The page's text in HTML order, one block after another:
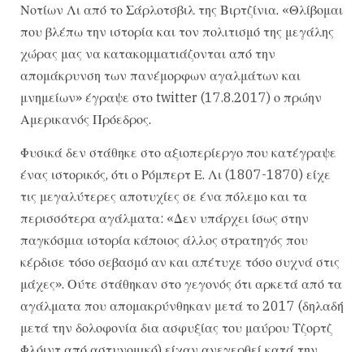
Νοτίων Λι από το Σάρλοτσβιλ της Βιρτζίνια. «Θλίβομαι
που βλέπω την ιστορία και τον πολιτισμό της μεγάλης
χώρας μας να κατακομματιάζονται από την
απομάκρυνση των πανέμορφων αγαλμάτων και
μνημείων» έγραψε στο twitter (17.8.2017) ο πρώην
Αμερικανός Πρόεδρος.
Φυσικά δεν στάθηκε στο αξιοπερίεργο που κατέγραψε
ένας ιστορικός, ότι ο Ρόμπερτ Ε. Λι (1807-1870) είχε
τις μεγαλύτερες αποτυχίες σε ένα πόλεμο και τα
περισσότερα αγάλματα: «Δεν υπάρχει ίσως στην
παγκόσμια ιστορία κάποιος άλλος στρατηγός που
κέρδισε τόσο σεβασμό αν και απέτυχε τόσο συχνά στις
μάχες». Ούτε στάθηκαν στο γεγονός ότι αρκετά από τα
αγάλματα που απομακρύνθηκαν μετά το 2017 (δηλαδή
μετά την δολοφονία δια ασφυξίας του μαύρου Τζορτζ